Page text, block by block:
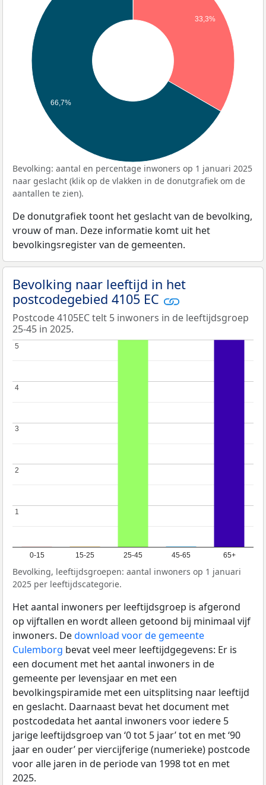
33,3%
66,7%
Bevolking: aantal en percentage inwoners op 1 januari 2025
naar geslacht (klik op de vlakken in de donutgrafiek om de
aantallen te zien).
De donutgrafiek toont het geslacht van de bevolking,
vrouw of man. Deze informatie komt uit het
bevolkingsregister van de gemeenten.
Bevolking naar leeftijd in het
postcodegebied 4105 EC
Postcode 4105EC telt 5 inwoners in de leeftijdsgroep
25-45 in 2025.
0-15 15-25 25-45 45-65 65+
11
2
2
3
3
4
4
5
5
Bevolking, leeftijdsgroepen: aantal inwoners op 1 januari
2025 per leeftijdscategorie.
Het aantal inwoners per leeftijdsgroep is afgerond
op vijftallen en wordt alleen getoond bij minimaal vijf
inwoners. Dedownload voor de gemeente
Culemborg bevat veel meer leeftijdgegevens: Er is
een document met het aantal inwoners in de
gemeente per levensjaar en met een
bevolkingspiramide met een uitsplitsing naar leeftijd
en geslacht. Daarnaast bevat het document met
postcodedata het aantal inwoners voor iedere 5
jarige leeftijdsgroep van ‘0 tot 5 jaar’ tot en met ‘90
jaar en ouder’ per viercijferige (numerieke) postcode
voor alle jaren in de periode van 1998 tot en met
2025.